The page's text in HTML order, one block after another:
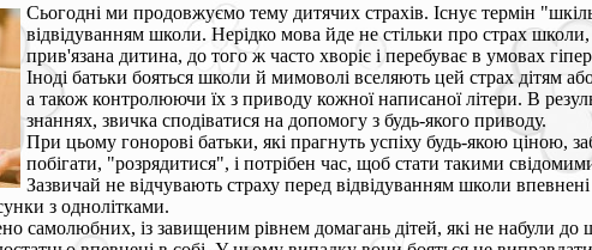
Сьогодні ми продовжуємо тему дитячих страхів. Існує термін
відвідуванням школи. Нерідко мова йде не стільки про страх
прив'язана дитина, до того ж часто хворіє і перебуває в умовах
Іноді батьки бояться школи й мимоволі вселяють цей страх дітям
а також контролюючи їх з приводу кожної написаної літери. В
знаннях, звичка сподіватися на допомогу з будь-якого приводу.
При цьому гонорові батьки, які прагнуть успіху будь-якою ціною,
побігати, "розрядитися", і потрібен час, щоб стати такими
Зазвичай не відчувають страху перед відвідуванням школи
з однолітками.
самолюбних, із завищеним рівнем домагань дітей, які не набули